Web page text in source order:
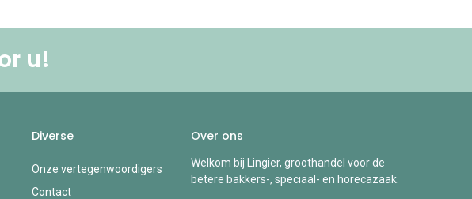
u!
Diverse
Onze vertegenwoordigers
Contact
Over ons
Welkom bij Lingier, groothandel voor de
betere bakkers-, speciaal- en horecazaak.